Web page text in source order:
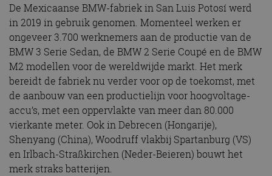
De Mexicaanse BMW-fabriek in San Luis Potosí werd
in 2019 in gebruik genomen. Momenteel werken er
ongeveer 3.700 werknemers aan de productie van de
BMW 3 Serie Sedan, de BMW 2 Serie Coupé en de BMW
M2 modellen voor de wereldwijde markt. Het merk
bereidt de fabriek nu verder voor op de toekomst, met
de aanbouw van een productielijn voor hoogvoltage-
accu’s, met een oppervlakte van meer dan 80.000
vierkante meter. Ook in Debrecen (Hongarije),
Shenyang (China), Woodruff vlakbij Spartanburg (VS)
en Irlbach-Straßkirchen (Neder-Beieren) bouwt het
merk straks batterijen.